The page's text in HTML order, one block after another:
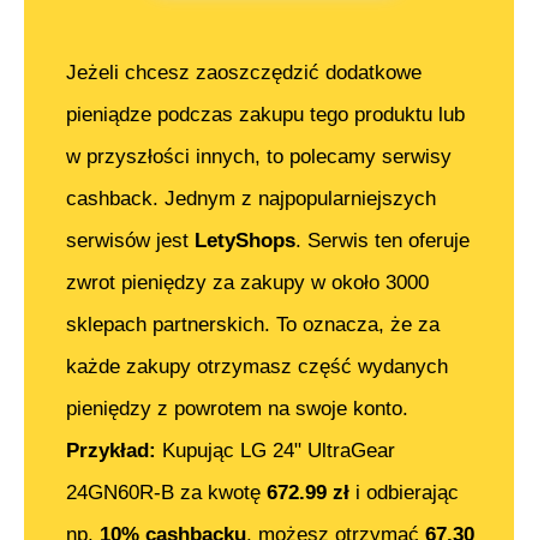
Jeżeli chcesz zaoszczędzić dodatkowe
pieniądze podczas zakupu tego produktu lub
w przyszłości innych, to polecamy serwisy
cashback. Jednym z najpopularniejszych
serwisów jest LetyShops. Serwis ten oferuje
zwrot pieniędzy za zakupy w około 3000
sklepach partnerskich. To oznacza, że za
każde zakupy otrzymasz część wydanych
pieniędzy z powrotem na swoje konto.
Przykład: Kupując LG 24" UltraGear
24GN60R-B za kwotę 672.99 zł i odbierając
np. 10% cashbacku, możesz otrzymać 67.30